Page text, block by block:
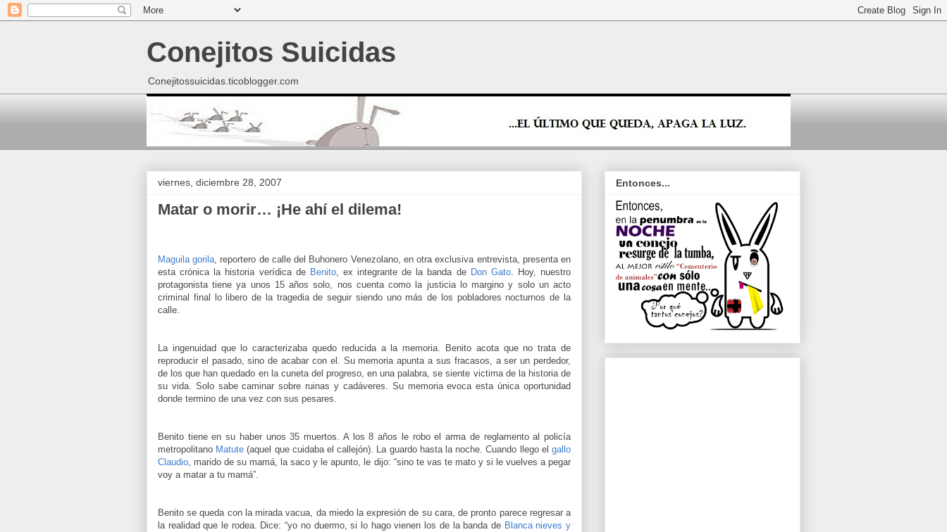
Conejitos Suicidas
Conejitossuicidas.ticoblogger.com
viernes, diciembre 28, 2007
Matar o morir… ¡He ahí el dilema!
Maguila gorila, reportero de calle del Buhonero Venezolano, en otra exclusiva entrevista, presenta en
esta crónica la historia verídica de Benito, ex integrante de la banda de Don Gato. Hoy, nuestro
protagonista tiene ya unos 15 años solo, nos cuenta como la justicia lo margino y solo un acto
criminal final lo libero de la tragedia de seguir siendo uno más de los pobladores nocturnos de la
calle.
La ingenuidad que lo caracterizaba quedo reducida a la memoria. Benito acota que no trata de
reproducir el pasado, sino de acabar con el. Su memoria apunta a sus fracasos, a ser un perdedor,
de los que han quedado en la cuneta del progreso, en una palabra, se siente victima de la historia de
su vida. Solo sabe caminar sobre ruinas y cadáveres. Su memoria evoca esta única oportunidad
donde termino de una vez con sus pesares.
Benito tiene en su haber unos 35 muertos. A los 8 años le robo el arma de reglamento al policía
metropolitano Matute (aquel que cuidaba el callejón). La guardo hasta la noche. Cuando llego elgallo
Claudio, marido de su mamá, la saco y le apunto, le dijo: “sino te vas te mato y si le vuelves a pegar
voy a matar a tu mamá”.
Benito se queda con la mirada vacua, da miedo la expresión de su cara, de pronto parece regresar a
la realidad que le rodea. Dice: “yo no duermo, si lo hago vienen los de la banda de Blanca nieves y
Entonces...